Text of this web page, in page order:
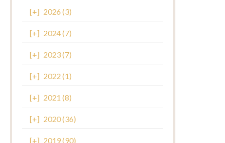
[+] 2026 (3)
[+] 2024 (7)
[+] 2023 (7)
[+] 2022 (1)
[+] 2021 (8)
[+] 2020 (36)
[+] 2019 (90)